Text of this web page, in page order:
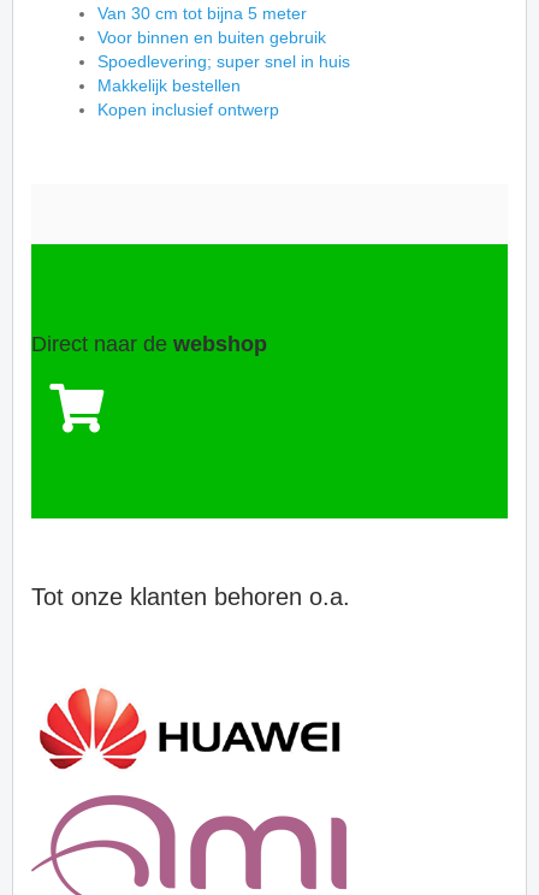
Van 30 cm tot bijna 5 meter
Voor binnen en buiten gebruik
Spoedlevering; super snel in huis
Makkelijk bestellen
Kopen inclusief ontwerp
Direct naar de webshop
Tot onze klanten behoren o.a.